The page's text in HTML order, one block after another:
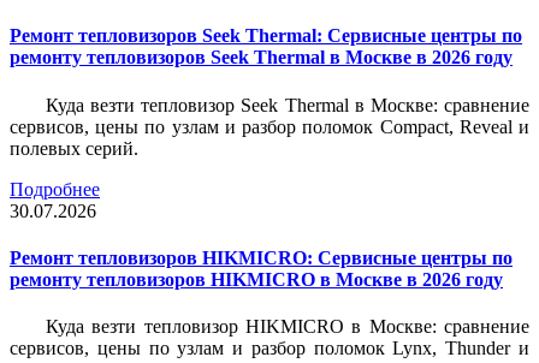
Ремонт тепловизоров Seek Thermal: Сервисные центры по
ремонту тепловизоров Seek Thermal в Москве в 2026 году
Куда везти тепловизор Seek Thermal в Москве: сравнение
сервисов, цены по узлам и разбор поломок Compact, Reveal и
полевых серий.
Подробнее
30.07.2026
Ремонт тепловизоров HIKMICRO: Сервисные центры по
ремонту тепловизоров HIKMICRO в Москве в 2026 году
Куда везти тепловизор HIKMICRO в Москве: сравнение
сервисов, цены по узлам и разбор поломок Lynx, Thunder и